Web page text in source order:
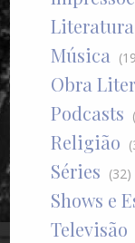
Literatura
Música
Obra
Podcasts
Religião
Séries (32)
Shows e
Televisão